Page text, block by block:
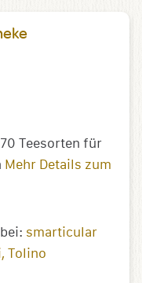
Teesorten für
Mehr Details zum
smarticular
Tolino